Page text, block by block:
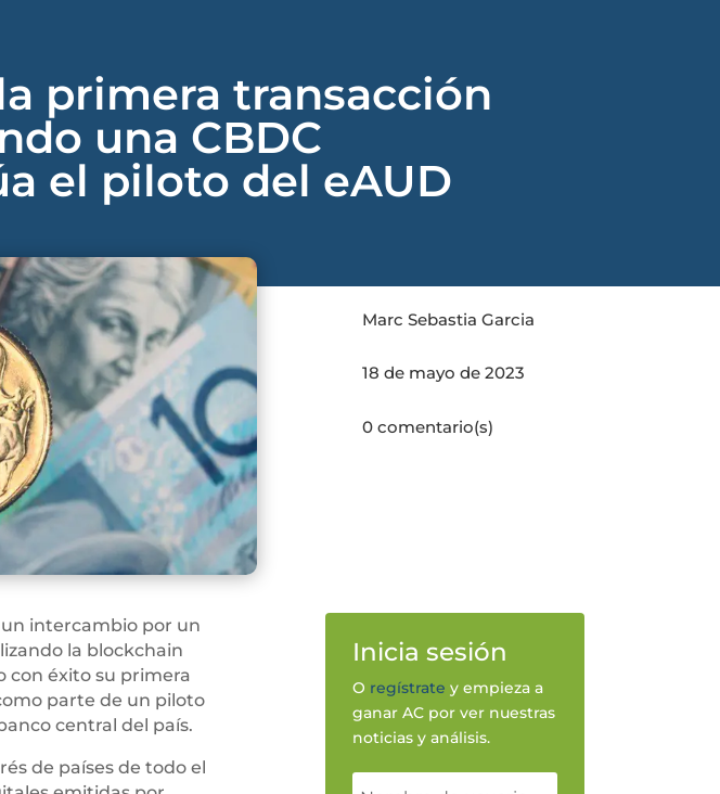
primera transacción
una CBDC
el piloto del eAUD
Marc Sebastia Garcia
18 de mayo de 2023
0 comentario(s)
intercambio por un
la blockchain
con éxito su primera
parte de un piloto
central del país.
de países de todo el
Inicia sesión
O regístrate y empieza a
ganar AC por ver nuestras
noticias y análisis.